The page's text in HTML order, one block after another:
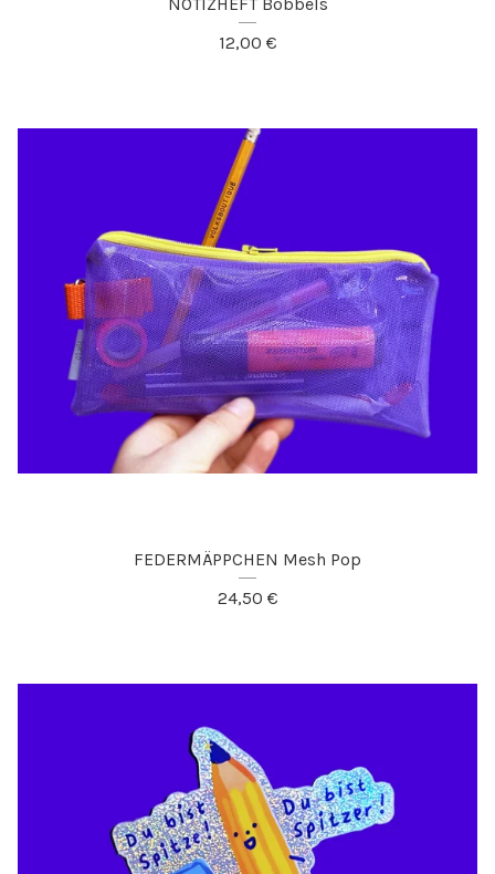
12,00 €
FEDERMÄPPCHEN Mesh Pop
24,50 €